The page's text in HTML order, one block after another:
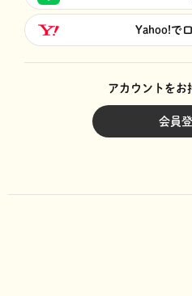
Yahoo!で
アカウントをお
会員